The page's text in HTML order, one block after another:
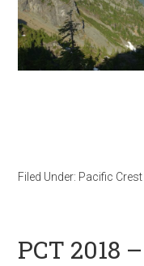
Filed Under: Pacific
PCT 2018